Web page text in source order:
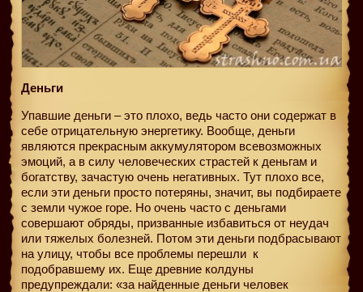
Деньги
Упавшие деньги – это плохо, ведь часто они содержат в
себе отрицательную энергетику. Вообще, деньги
являются прекрасным аккумулятором всевозможных
эмоций, а в силу человеческих страстей к деньгам и
богатству, зачастую очень негативных. Тут плохо все,
если эти деньги просто потеряны, значит, вы подбираете
с земли чужое горе. Но очень часто с деньгами
совершают обряды, призванные избавиться от неудач
или тяжелых болезней. Потом эти деньги подбрасывают
на улицу, чтобы все проблемы перешли к
подобравшему их. Еще древние колдуны
предупреждали: «за найденные деньги человек